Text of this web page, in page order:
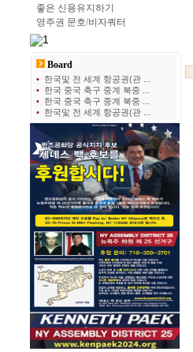
좋은 신용유지하기
영주권 문호/비자쿼터
Board
• 한국및 전 세계 항공권(관 ...
• 한국 중국 축구 중계 북중 ...
• 한국 중국 축구 중계 북중 ...
• 한국및 전 세계 항공권(관 ...